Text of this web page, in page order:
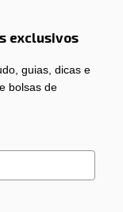
exclusivos
guias, dicas e
bolsas de